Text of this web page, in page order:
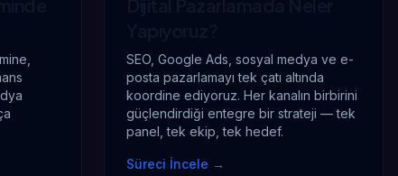
SEO, Google Ads, sosyal medya ve e-
posta pazarlamayı tek çatı altında
koordine ediyoruz. Her kanalın birbirini
güçlendirdiği entegre bir strateji — tek
panel, tek ekip, tek hedef.
Süreci İncele →